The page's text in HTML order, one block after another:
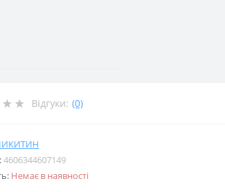
Відгуки: (0)
4606344607149
Немає в наявності